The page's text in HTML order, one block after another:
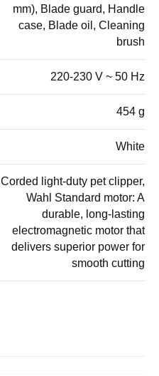
mm), Blade guard, Handle
case, Blade oil, Cleaning
brush
220-230 V ~ 50 Hz
454 g
White
Corded light-duty pet clipper,
Wahl Standard motor: A
durable, long-lasting
electromagnetic motor that
delivers superior power for
smooth cutting